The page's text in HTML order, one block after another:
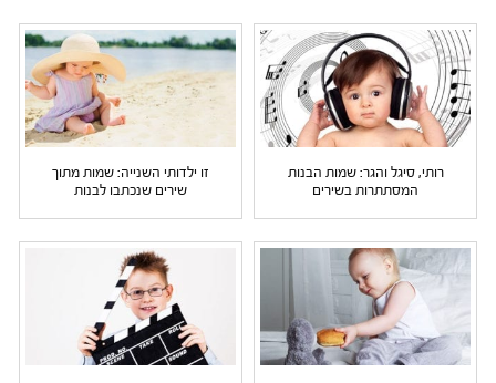
רותי, סיגל והגר: שמות הבנות
המסתתרות בשירים
זו ילדותי השנייה: שמות מתוך
שירים שנכתבו לבנות